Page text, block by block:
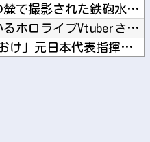
【動画】 パキスタンの山の麓で撮影された鉄砲水が地獄すぎる。
【画像】 卒業が決定しているホロライブVtuberさん、にじ...
メキシコ人「韓国、やめておけ」元日本代表指揮官、韓国代表の新...